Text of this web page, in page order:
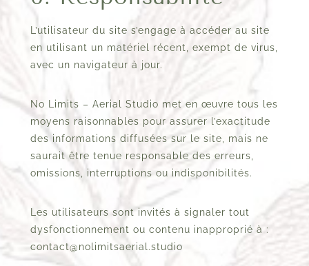
L’utilisateur du site s’engage à accéder au site
en utilisant un matériel récent, exempt de virus,
avec un navigateur à jour.
No Limits – Aerial Studio met en œuvre tous les
moyens raisonnables pour assurer l’exactitude
des informations diffusées sur le site, mais ne
saurait être tenue responsable des erreurs,
omissions, interruptions ou indisponibilités.
Les utilisateurs sont invités à signaler tout
dysfonctionnement ou contenu inapproprié à :
contact@nolimitsaerial.studio